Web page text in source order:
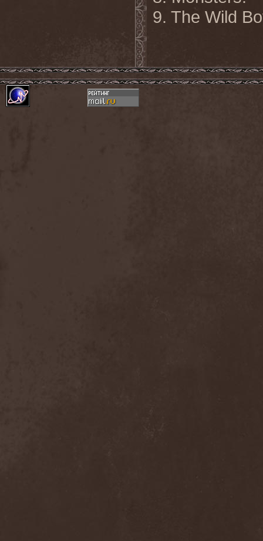
9. The Wild